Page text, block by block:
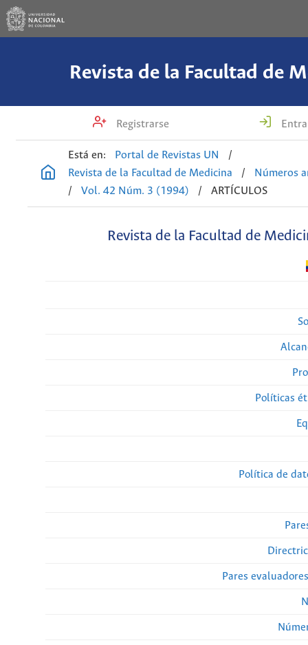
Revista de la Facultad de
Registrarse
Está en: Portal de Revistas UN
/
Revista de la Facultad de Medicina
/
Números
/
Vol. 42 Núm. 3 (1994) / ARTÍCULOS
Revista de la Facultad de
Políticas
Política de
Pares